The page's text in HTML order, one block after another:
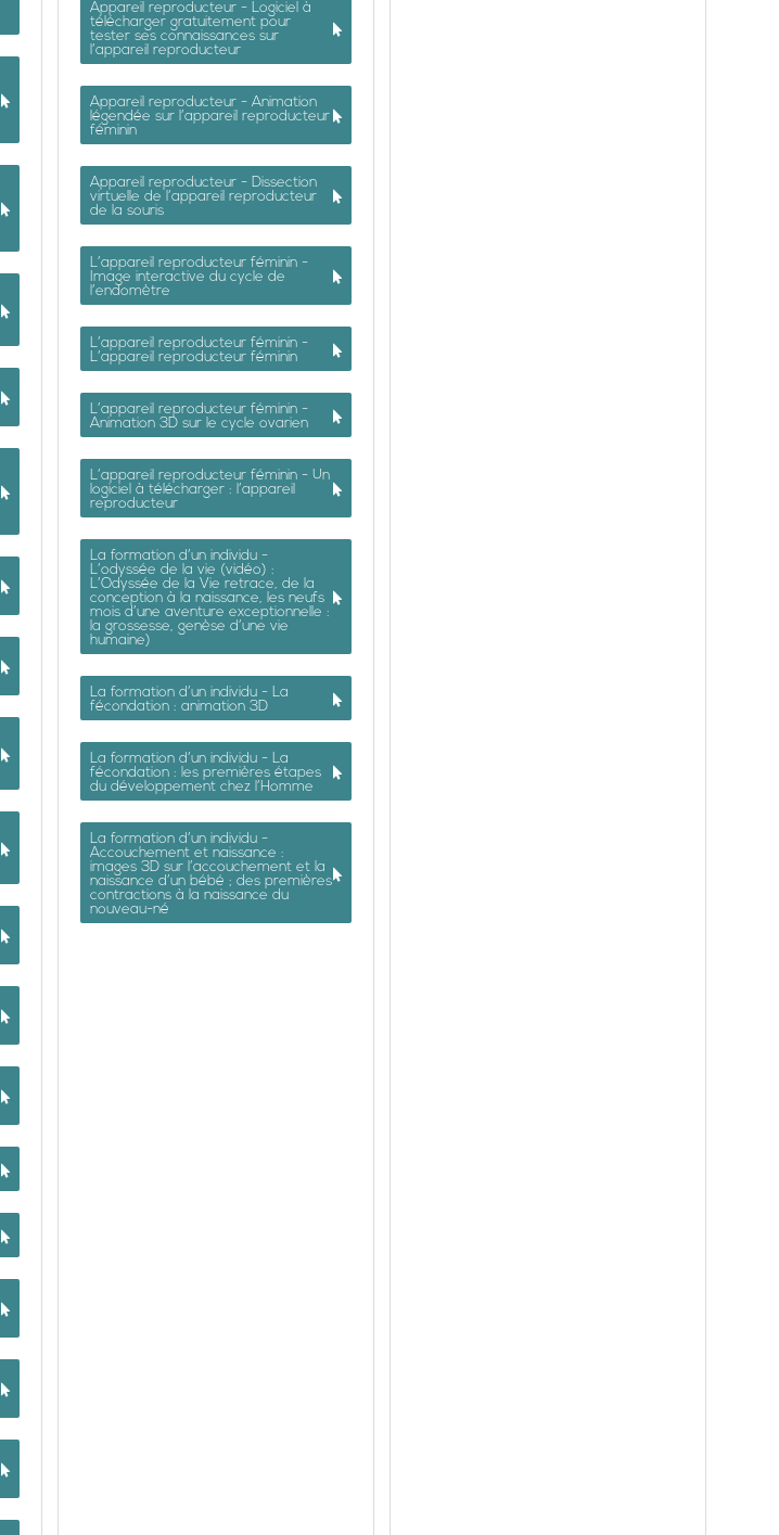
Appareil reproducteur - Logiciel à
télécharger gratuitement pour
tester ses connaissances sur
l’appareil reproducteur
Appareil reproducteur - Animation
légendée sur l’appareil reproducteur
féminin
Appareil reproducteur - Dissection
virtuelle de l’appareil reproducteur
de la souris
L’appareil reproducteur féminin -
Image interactive du cycle de
l’endomètre
L’appareil reproducteur féminin -
L’appareil reproducteur féminin
L’appareil reproducteur féminin -
Animation 3D sur le cycle ovarien
L’appareil reproducteur féminin - Un
logiciel à télécharger : l’appareil
reproducteur
La formation d’un individu -
L’odyssée de la vie (vidéo) :
L’Odyssée de la Vie retrace, de la
conception à la naissance, les neufs
mois d’une aventure exceptionnelle :
la grossesse, genèse d’une vie
humaine)
La formation d’un individu - La
fécondation : animation 3D
La formation d’un individu - La
fécondation : les premières étapes
du développement chez l’Homme
La formation d’un individu -
Accouchement et naissance :
images 3D sur l’accouchement et la
naissance d’un bébé ; des premières
contractions à la naissance du
nouveau-né